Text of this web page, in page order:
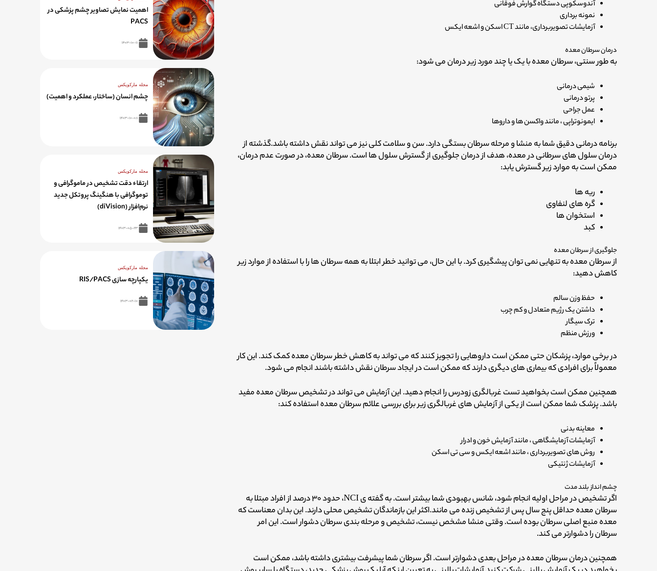
آندوسکوپی دستگاه گوارش فوقانی
نمونه برداری
آزمایشات تصویربرداری، مانند CT اسکن و اشعه ایکس
درمان سرطان معده
به طور سنتی، سرطان معده با یک یا چند مورد زیر درمان می شود:
شیمی درمانی
پرتو درمانی
عمل جراحی
ایمونوتراپی ، مانند واکسن ها و داروها
برنامه درمانی دقیق شما به منشا و مرحله سرطان بستگی دارد. سن و سلامت کلی نیز می تواند نقش داشته باشد.گذشته از
درمان سلول های سرطانی در معده، هدف از درمان جلوگیری از گسترش سلول ها است. سرطان معده، در صورت عدم درمان،
ممکن است به موارد زیر گسترش یابد:
ریه ها
گره های لنفاوی
استخوان ها
کبد
جلوگیری از سرطان معده
از سرطان معده به تنهایی نمی توان پیشگیری کرد. با این حال، می توانید خطر ابتلا به همه سرطان ها را با استفاده از موارد زیر
کاهش دهید:
حفظ وزن سالم
داشتن یک رژیم متعادل و کم چرب
ترک سیگار
ورزش منظم
در برخی موارد، پزشکان حتی ممکن است داروهایی را تجویز کنند که می تواند به کاهش خطر سرطان معده کمک کند. این کار
معمولاً برای افرادی که بیماری های دیگری دارند که ممکن است در ایجاد سرطان نقش داشته باشند انجام می شود.
همچنین ممکن است بخواهید تست غربالگری زودرس را انجام دهید. این آزمایش می تواند در تشخیص سرطان معده مفید
باشد. پزشک شما ممکن است از یکی از آزمایش های غربالگری زیر برای بررسی علائم سرطان معده استفاده کند:
معاینه بدنی
آزمایشات آزمایشگاهی ، مانند آزمایش خون و ادرار
روش های تصویربرداری ، مانند اشعه ایکس و سی تی اسکن
آزمایشات ژنتیکی
چشم انداز بلند مدت
اگر تشخیص در مراحل اولیه انجام شود، شانس بهبودی شما بیشتر است. به گفته ی NCI، حدود ۳۰ درصد از افراد مبتلا به
سرطان معده حداقل پنج سال پس از تشخیص زنده می مانند.اکثر این بازماندگان تشخیص محلی دارند. این بدان معناست که
معده منبع اصلی سرطان بوده است. وقتی منشا مشخص نیست، تشخیص و مرحله بندی سرطان دشوار است. این امر
سرطان را دشوارتر می کند.
همچنین درمان سرطان معده در مراحل بعدی دشوارتر است. اگر سرطان شما پیشرفت بیشتری داشته باشد، ممکن است
اهمیت نمایش تصاویر چشم پزشکی در
PACS
مجله مارکوپکس
چشم انسان (ساختار، عملکرد و اهمیت)
مجله مارکوپکس
ارتقاء دقت تشخیص در ماموگرافی و
توموگرافی با هنگینگ پروتکل جدید
نرم‌افزار (diVision)
مجله مارکوپکس
یکپارچه سازی RIS/PACS